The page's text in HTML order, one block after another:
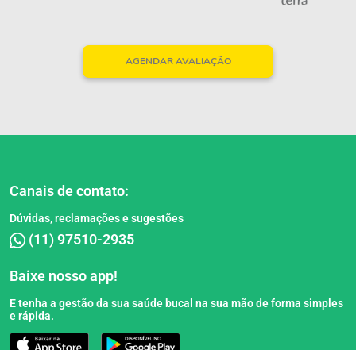
AGENDAR AVALIAÇÃO
Canais de contato:
Dúvidas, reclamações e sugestões
(11) 97510-2935
Baixe nosso app!
E tenha a gestão da sua saúde bucal na sua mão de forma simples
e rápida.